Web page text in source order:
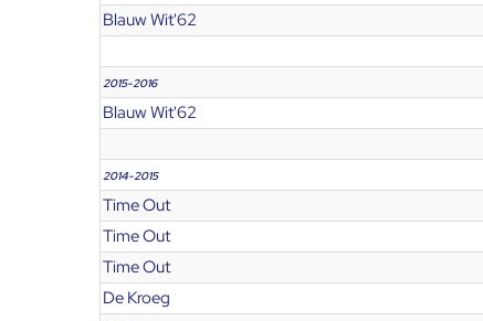
Blauw Wit'62
2015-2016
Blauw Wit'62
2014-2015
Time Out
Time Out
Time Out
De Kroeg